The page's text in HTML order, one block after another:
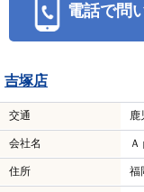
電話で問
吉塚店
交通 鹿
会社名
住所 福